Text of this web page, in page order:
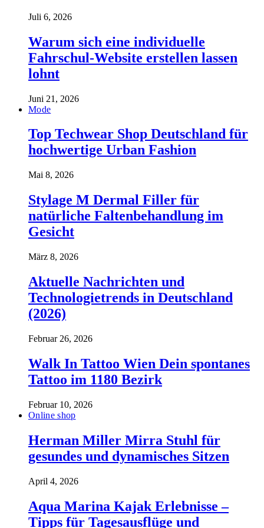
Juli 6, 2026
Warum sich eine individuelle
Fahrschul-Website erstellen lassen
lohnt
Juni 21, 2026
Mode
Top Techwear Shop Deutschland für
hochwertige Urban Fashion
Mai 8, 2026
Stylage M Dermal Filler für
natürliche Faltenbehandlung im
Gesicht
März 8, 2026
Aktuelle Nachrichten und
Technologietrends in Deutschland
(2026)
Februar 26, 2026
Walk In Tattoo Wien Dein spontanes
Tattoo im 1180 Bezirk
Februar 10, 2026
Online shop
Herman Miller Mirra Stuhl für
gesundes und dynamisches Sitzen
April 4, 2026
Aqua Marina Kajak Erlebnisse –
Tipps für Tagesausflüge und